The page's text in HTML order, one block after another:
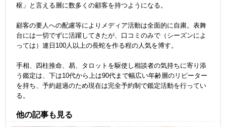
枢」と言える層に数多くの顧客を持つようになる。
顧客の要人への配慮等によりメディア活動は全面的に自粛。表舞
台には一切でずに活躍してきたが、口コミのみで（シーズンによ
っては）連日100人以上の長蛇を作る程の人気を博す。
手相、四柱推命、易、タロットを駆使し相談者の気持ちに寄り添
う鑑定は、下は10代から上は90代まで幅広い年齢層のリピーター
を持ち、予約超過のため現在は完全予約制で鑑定活動を行ってい
る。
他の記事も見る